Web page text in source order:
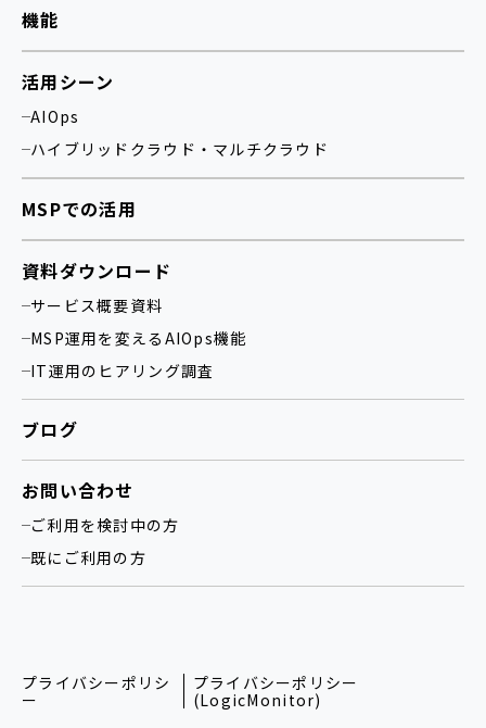
機能
活用シーン
AIOps
ハイブリッドクラウド・マルチクラウド
MSPでの活用
資料ダウンロード
サービス概要資料
MSP運用を変えるAIOps機能
IT運用のヒアリング調査
ブログ
お問い合わせ
ご利用を検討中の方
既にご利用の方
プライバシーポリシ
ー
プライバシーポリシー
(LogicMonitor)